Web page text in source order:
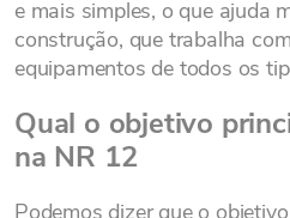
e mais simples, o que ajuda
construção, que trabalha
equipamentos de todos os
Qual o objetivo
na NR 12
Podemos dizer que o